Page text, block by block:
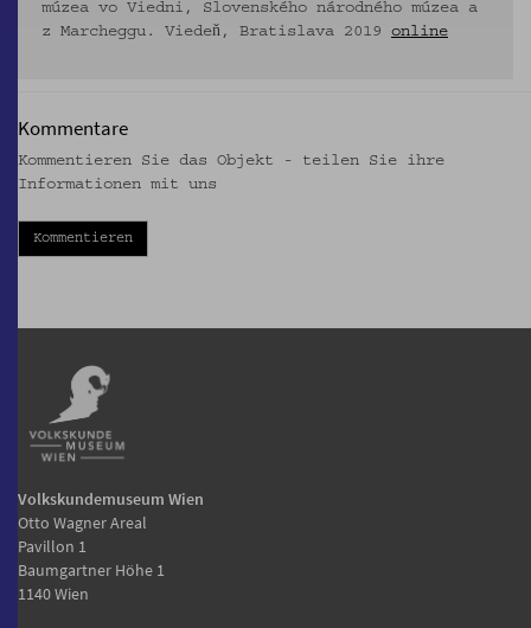
múzea vo Viedni, Slovenského národného múzea a
z Marcheggu. Viedeň, Bratislava 2019 online
Kommentare
Kommentieren Sie das Objekt - teilen Sie ihre
Informationen mit uns
Kommentieren
Volkskundemuseum Wien
Otto Wagner Areal
Pavillon 1
Baumgartner Höhe 1
1140 Wien